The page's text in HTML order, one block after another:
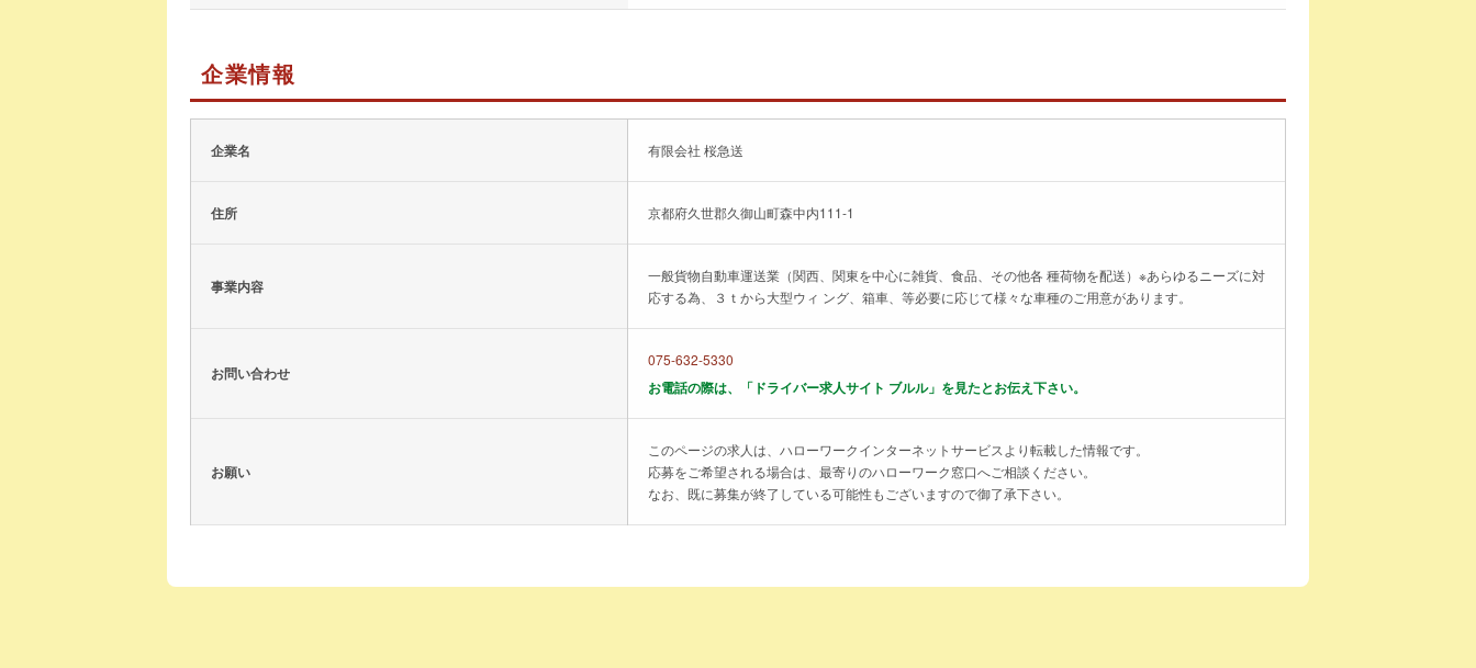
企業情報
企業名 有限会社 桜急送
住所 京都府久世郡久御山町森中内111-1
事業内容
一般貨物自動車運送業（関西、関東を中心に雑貨、食品、その他各 種荷物を配送）※あらゆるニーズに対
応する為、３ｔから大型ウィ ング、箱車、等必要に応じて様々な車種のご用意があります。
お問い合わせ
075-632-5330
お電話の際は、「ドライバー求人サイト ブルル」を見たとお伝え下さい。
お願い
このページの求人は、ハローワークインターネットサービスより転載した情報です。
応募をご希望される場合は、最寄りのハローワーク窓口へご相談ください。
なお、既に募集が終了している可能性もございますので御了承下さい。